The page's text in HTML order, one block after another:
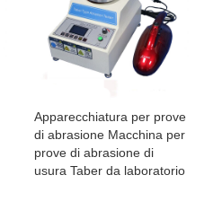
Apparecchiatura per prove
di abrasione Macchina per
prove di abrasione di
usura Taber da laboratorio